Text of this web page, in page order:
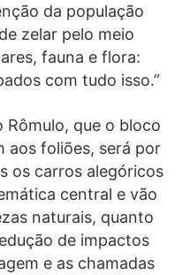
da população
zelar pelo meio
fauna e flora:
com tudo isso.”
Rômulo, que o bloco
aos foliões, será por
os carros alegóricos
central e vão
naturais, quanto
de impactos
e as chamadas